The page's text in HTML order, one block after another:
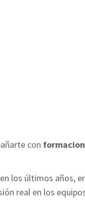
con
en los últimos años,
real en los